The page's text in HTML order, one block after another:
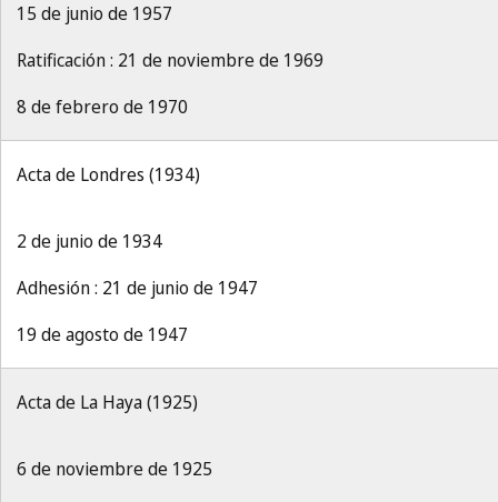
15 de junio de 1957
Ratificación : 21 de noviembre de 1969
8 de febrero de 1970
Acta de Londres (1934)
2 de junio de 1934
Adhesión : 21 de junio de 1947
19 de agosto de 1947
Acta de La Haya (1925)
6 de noviembre de 1925